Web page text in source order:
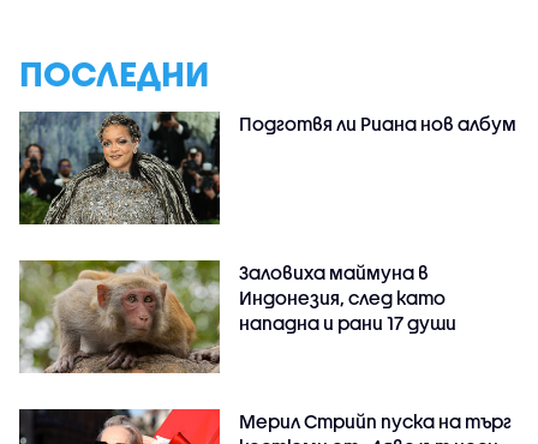
ПОСЛЕДНИ
Подготвя ли Риана нов албум
Заловиха маймуна в
Индонезия, след като
нападна и рани 17 души
Мерил Стрийп пуска на търг